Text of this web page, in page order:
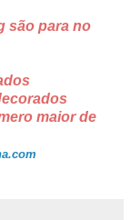
são para no
maior de